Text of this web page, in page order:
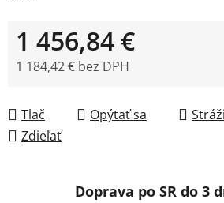
1 456,84 €
1 184,42 € bez DPH
Tlač
Opýtať sa
Zdieľať
Doprava po SR do 3